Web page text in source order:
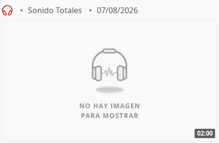
Sonido Totales 07/08/2026
02:00